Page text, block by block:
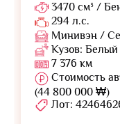
3470 см³ /
294 л.с.
Минивэн /
Кузов: Белый
7 376 км
Стоимость
(44 800 000 ₩)
Лот: